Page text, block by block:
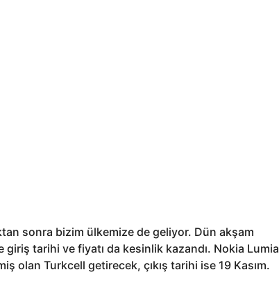
sonra bizim ülkemize de geliyor. Dün akşam
tarihi ve fiyatı da kesinlik kazandı. Nokia Lumia
olan Turkcell getirecek, çıkış tarihi ise 19 Kasım.